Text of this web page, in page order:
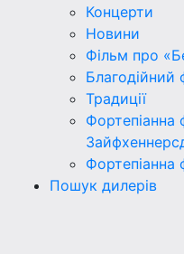
Концерти
Новини
Фільм про
Традиції
Фортепіанна
Пошук дилерів